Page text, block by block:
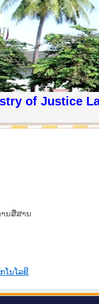
of Justice
ານສື່ສານ
ໂນໂລຊີ